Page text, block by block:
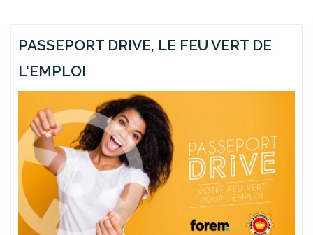
PASSEPORT DRIVE, LE FEU VERT DE
L'EMPLOI